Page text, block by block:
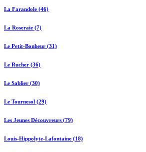
La Farandole (46)
La Roseraie (7)
Le Petit-Bonheur (31)
Le Rucher (36)
Le Sablier (30)
Le Tournesol (29)
Les Jeunes Découvreurs (79)
Louis-Hippolyte-Lafontaine (18)